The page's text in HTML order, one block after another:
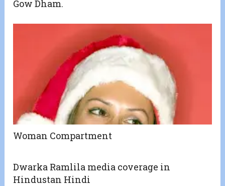
Gow Dham.
Woman Compartment
Dwarka Ramlila media coverage in
Hindustan Hindi